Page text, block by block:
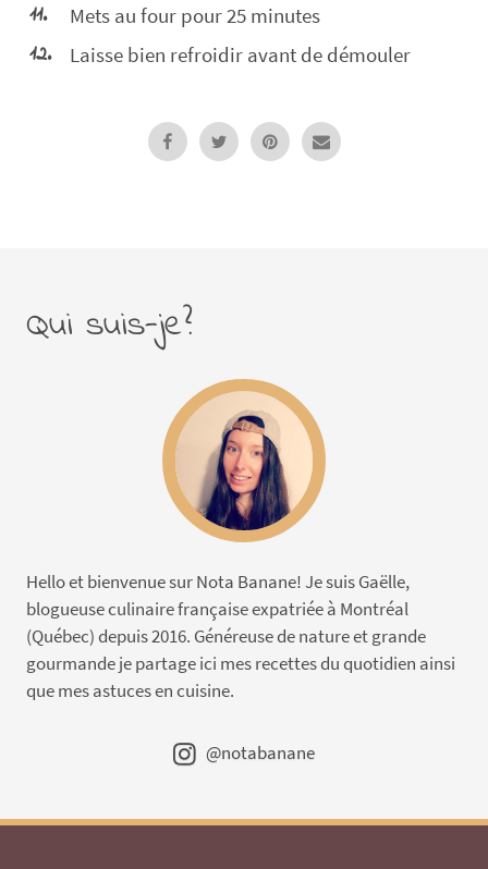
Mets au four pour 25 minutes
Laisse bien refroidir avant de démouler
Qui suis-je?
Hello et bienvenue sur Nota Banane! Je suis Gaëlle,
blogueuse culinaire française expatriée à Montréal
(Québec) depuis 2016. Généreuse de nature et grande
gourmande je partage ici mes recettes du quotidien ainsi
que mes astuces en cuisine.
@notabanane